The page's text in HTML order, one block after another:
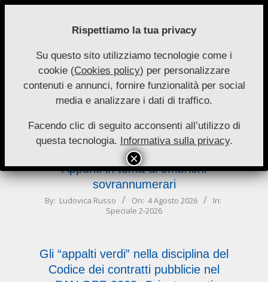
Skip
Nuove
Autonomie
Primary
Navigation
Menu
Appunti in tema di embrioni
sovrannumerari
2026-
By: Ludovica Russo On: 4 Agosto 2026
In:
Speciale 2-2026
Gli “appalti verdi” nella disciplina del
Codice dei contratti pubblicie nel
Rispettiamo la tua privacy
Su questo sito utilizziamo tecnologie come i
cookie (Cookies policy) per personalizzare
contenuti e annunci, fornire funzionalità per social
media e analizzare i dati di traffico.
Facendo clic di seguito acconsenti all’utilizzo di
questa tecnologia. Informativa sulla privacy.